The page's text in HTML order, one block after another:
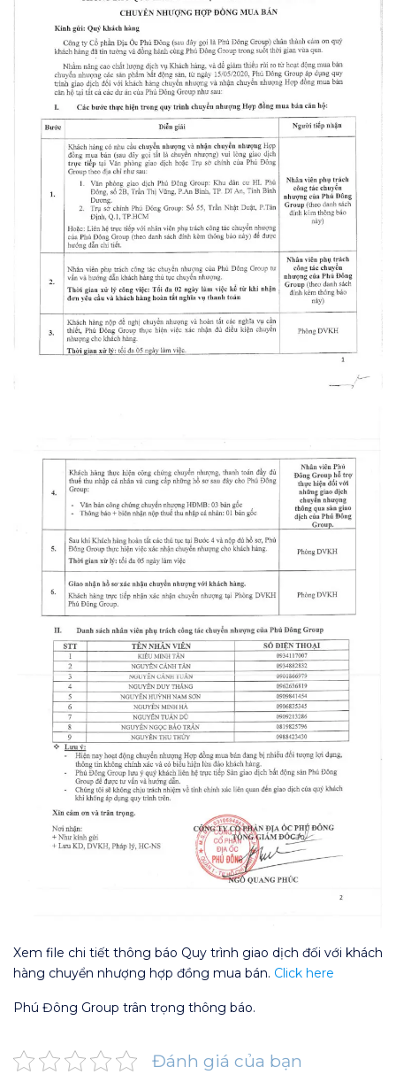
Xem file chi tiết thông báo Quy trình giao dịch đối với khách
hàng chuyển nhượng hợp đồng mua bán. Click here
Phú Đông Group trân trọng thông báo.
Đánh giá của bạn